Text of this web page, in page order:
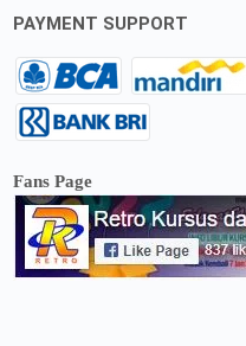
PAYMENT SUPPORT
Fans Page